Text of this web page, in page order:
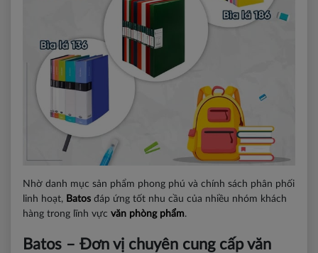
Nhờ danh mục sản phẩm phong phú và chính sách phân phối
linh hoạt, Batos đáp ứng tốt nhu cầu của nhiều nhóm khách
hàng trong lĩnh vực văn phòng phẩm.
Batos – Đơn vị chuyên cung cấp văn